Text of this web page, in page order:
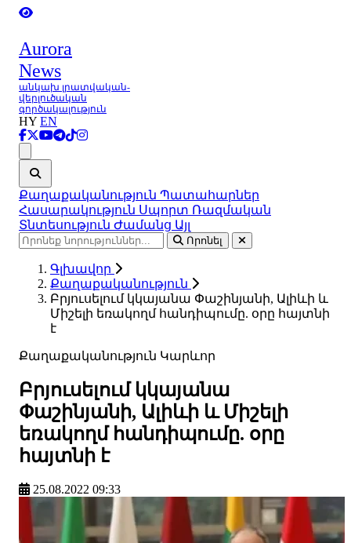
Aurora
News
անկախ լրատվական-
վերլուծական
գործակալություն
HY EN
Քաղաքականություն Պատահարներ
Հասարակություն Սպորտ Ռազմական
Տնտեսություն Ժամանց Այլ
Որոնել
Գլխավոր
Քաղաքականություն
Բրյուսելում կկայանա Փաշինյանի, Ալիևի և
Միշելի եռակողմ հանդիպումը. օրը հայտնի
է
Քաղաքականություն Կարևոր
Բրյուսելում կկայանա
Փաշինյանի, Ալիևի և Միշելի
եռակողմ հանդիպումը. օրը
հայտնի է
25.08.2022 09:33